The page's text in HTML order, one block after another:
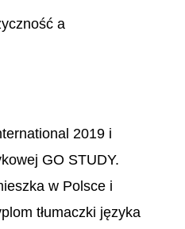
a
2019 i
GO STUDY.
w Polsce i
tłumaczki języka